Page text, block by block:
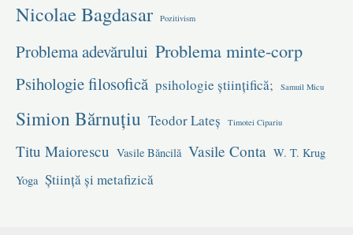
Nicolae Bagdasar Pozitivism
Problema adevărului Problema minte-corp
Psihologie filosofică psihologie științifică; Samuil Micu
Simion Bărnuțiu Teodor Lateș Timotei Cipariu
Titu Maiorescu Vasile Băncilă Vasile Conta W. T. Krug
Yoga Știință și metafizică